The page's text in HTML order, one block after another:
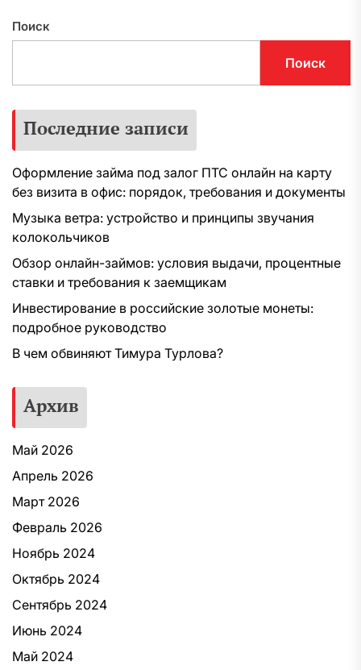
Поиск
Поиск
Последние записи
Оформление займа под залог ПТС онлайн на карту
без визита в офис: порядок, требования и документы
Музыка ветра: устройство и принципы звучания
колокольчиков
Обзор онлайн-займов: условия выдачи, процентные
ставки и требования к заемщикам
Инвестирование в российские золотые монеты:
подробное руководство
В чем обвиняют Тимура Турлова?
Архив
Май 2026
Апрель 2026
Март 2026
Февраль 2026
Ноябрь 2024
Октябрь 2024
Сентябрь 2024
Июнь 2024
Май 2024